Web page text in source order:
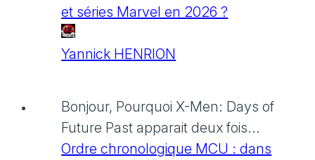
et séries Marvel en 2026 ?
Yannick HENRION
Bonjour, Pourquoi X-Men: Days of
Future Past apparait deux fois...
Ordre chronologique MCU : dans